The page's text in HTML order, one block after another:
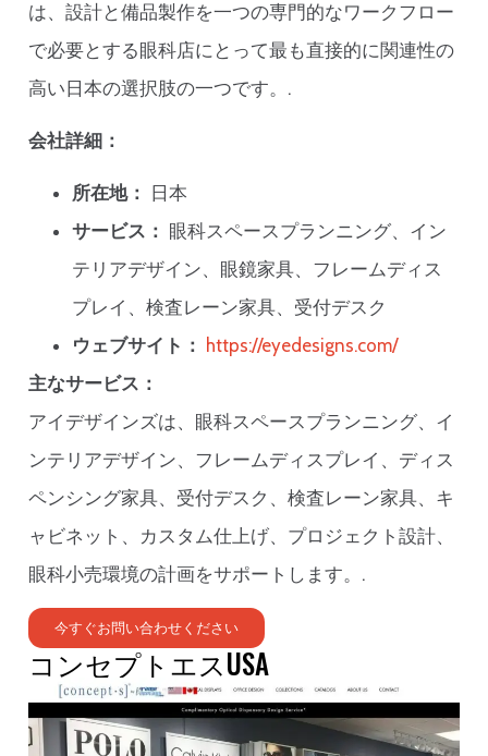
は、設計と備品製作を一つの専門的なワークフロー
で必要とする眼科店にとって最も直接的に関連性の
高い日本の選択肢の一つです。.
会社詳細：
所在地： 日本
サービス： 眼科スペースプランニング、イン
テリアデザイン、眼鏡家具、フレームディス
プレイ、検査レーン家具、受付デスク
ウェブサイト： https://eyedesigns.com/
主なサービス：
アイデザインズは、眼科スペースプランニング、イ
ンテリアデザイン、フレームディスプレイ、ディス
ペンシング家具、受付デスク、検査レーン家具、キ
ャビネット、カスタム仕上げ、プロジェクト設計、
眼科小売環境の計画をサポートします。.
今すぐお問い合わせください
コンセプトエスUSA